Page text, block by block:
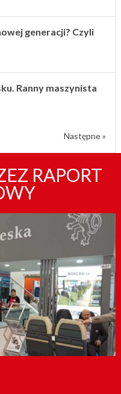
generacji? Czyli
Ranny maszynista
Następne »
RAPORT